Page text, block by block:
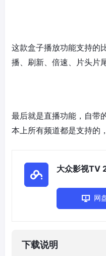
这款盒子播放功能支持的
播、刷新、倍速、片头片
最后就是直播功能，自带
本上所有频道都是支持的
大众影视TV
网
下载说明